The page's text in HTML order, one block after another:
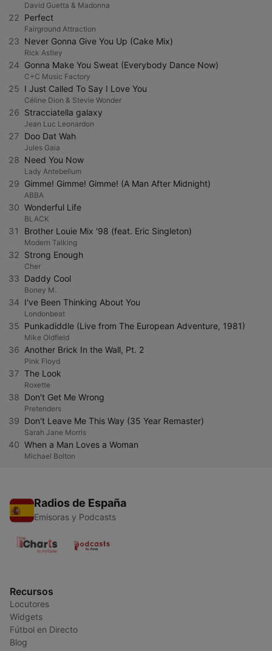
David Guetta & Madonna
22 Perfect
Fairground Attraction
23 Never Gonna Give You Up (Cake Mix)
Rick Astley
24 Gonna Make You Sweat (Everybody Dance Now)
C+C Music Factory
25 I Just Called To Say I Love You
Céline Dion & Stevie Wonder
26 Stracciatella galaxy
Jean Luc Leonardon
27 Doo Dat Wah
Jules Gaia
28 Need You Now
Lady Antebellum
29 Gimme! Gimme! Gimme! (A Man After Midnight)
ABBA
30 Wonderful Life
BLACK
31 Brother Louie Mix '98 (feat. Eric Singleton)
Modern Talking
32 Strong Enough
Cher
33 Daddy Cool
Boney M.
34 I've Been Thinking About You
Londonbeat
35 Punkadiddle (Live from The European Adventure, 1981)
Mike Oldfield
36 Another Brick In the Wall, Pt. 2
Pink Floyd
37 The Look
Roxette
38 Don't Get Me Wrong
Pretenders
39 Don't Leave Me This Way (35 Year Remaster)
Sarah Jane Morris
40 When a Man Loves a Woman
Michael Bolton
Radios de España
Emisoras y Podcasts
Recursos
Locutores
Widgets
Fútbol en Directo
Blog